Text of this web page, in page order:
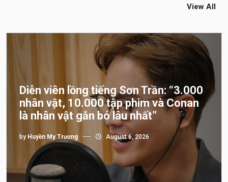
View All
Diễn viên lồng tiếng Sơn Trần: “3.000
nhân vật, 10.000 tập phim và Conan
là nhân vật gắn bó lâu nhất”
by Huyền My Trương August 6, 2026